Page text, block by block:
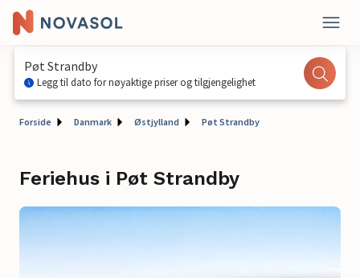
Pøt Strandby
Legg til dato for nøyaktige priser og tilgjengelighet
Forside Danmark Østjylland Pøt Strandby
Feriehus i Pøt Strandby